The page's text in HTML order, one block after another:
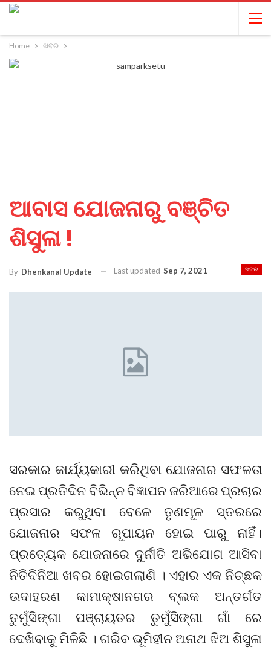
Home ଖବର
ଆବାସ ଯୋଜନାରୁ ବଞ୍ଚିତ
ଶିସୁଳା !
ଖବର
By Dhenkanal Update Last updated Sep 7, 2021
ସରକାର କାର୍ଯ୍ୟକାରୀ କରିଥିବା ଯୋଜନାର ସଫଳତା
ନେଇ ପ୍ରତିଦିନ ବିଭିନ୍ନ ବିଜ୍ଞାପନ ଜରିଆରେ ପ୍ରଚାର
ପ୍ରସାର କରୁଥିବା ବେଳେ ତୃଣମୂଳ ସ୍ତରରେ
ଯୋଜନାର ସଫଳ ରୂପାୟନ ହୋଇ ପାରୁ ନାହିଁ।
ପ୍ରତ୍ୟେକ ଯୋଜନାରେ ଦୁର୍ନୀତି ଅଭିଯୋଗ ଆସିବା
ନିତିଦିନିଆ ଖବର ହୋଇଗଲାଣି । ଏହାର ଏକ ନିଚ୍ଛକ
ଉଦାହରଣ କାମାକ୍ଷାନଗର ବ୍ଲକ ଅନ୍ତର୍ଗତ
ତୁମୁଁସିଙ୍ଗା ପଞ୍ଚାୟତର ତୁମୁଁସିଙ୍ଗା ଗାଁ ରେ
ଦେଖିବାକୁ ମିଳିଛି । ଗରିବ ଭୂମିହୀନ ଅନାଥ ଝିଅ ଶିସୁଳା